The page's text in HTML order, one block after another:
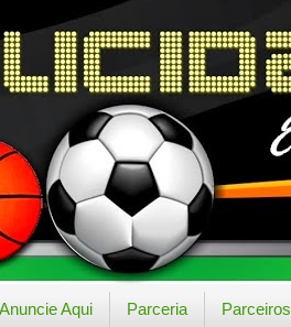
Anuncie Aqui Parceria Parceiros